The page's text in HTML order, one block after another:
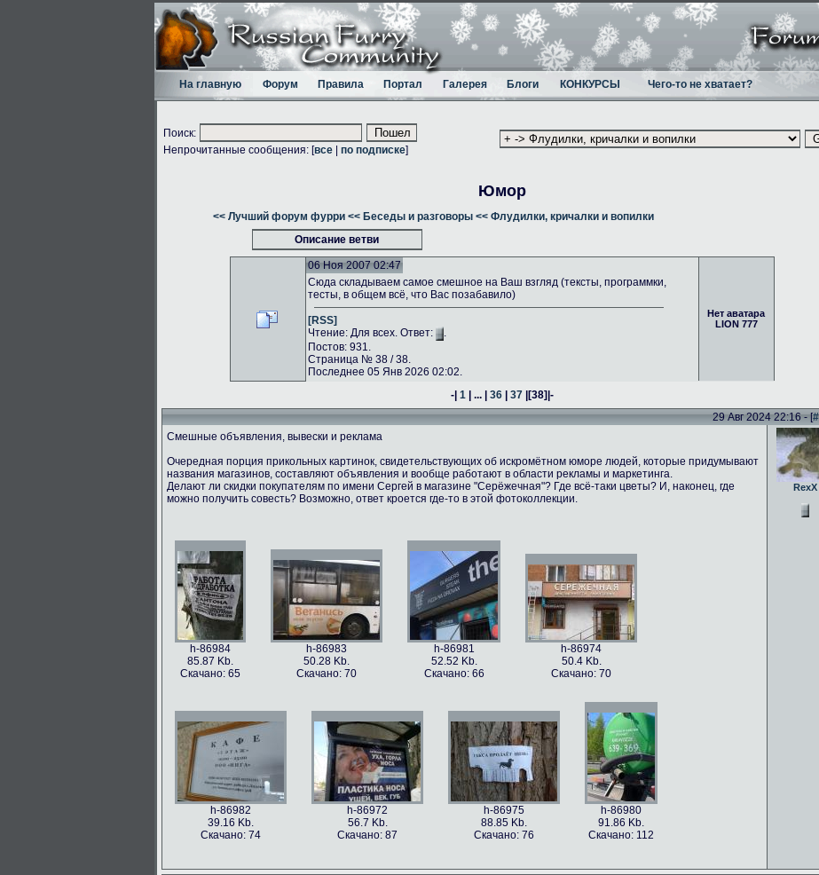
На главную Форум Правила Портал Галерея Блоги КОНКУРСЫ Чего-то не хватает?
Поиск:
Непрочитанные сообщения: [все по подписке]
Юмор
<< Лучший форум фурри << Беседы и разговоры << Флудилки, кричалки и вопилки
Описание ветви
06 Ноя 2007 02:47
Нет аватара
LION 777
Сюда складываем самое смешное на Ваш взгляд (тексты, программки,
тесты, в общем всё, что Вас позабавило)
[RSS]
Чтение: Для всех. Ответ:
.
Постов: 931.
Страница № 38 / 38.
Последнее 05 Янв 2026 02:02.
-| 1 | ... | 36 | 37 |[38]|-
29 Авг 2024 22:16 - [
Смешные объявления, вывески и реклама
Очередная порция прикольных картинок, свидетельствующих об искромётном юморе людей, которые придумывают
названия магазинов, составляют объявления и вообще работают в области рекламы и маркетинга.
Делают ли скидки покупателям по имени Сергей в магазине "Серёжечная"? Где всё-таки цветы? И, наконец, где
можно получить совесть? Возможно, ответ кроется где-то в этой фотоколлекции.
h-86984
85.87 Kb.
Скачано: 65
h-86983
50.28 Kb.
Скачано: 70
h-86981
52.52 Kb.
Скачано: 66
h-86974
50.4 Kb.
Скачано: 70
h-86982
39.16 Kb.
Скачано: 74
h-86972
56.7 Kb.
Скачано: 87
h-86975
88.85 Kb.
Скачано: 76
h-86980
91.86 Kb.
Скачано: 112
RexX